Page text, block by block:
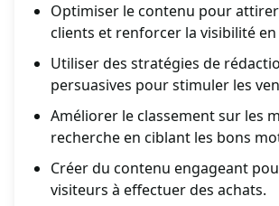
Optimiser le contenu pour
clients et renforcer la visibilité en
Utiliser des stratégies de
persuasives pour stimuler les
Améliorer le classement sur les
recherche en ciblant les bons
Créer du contenu engageant
visiteurs à effectuer des achats.